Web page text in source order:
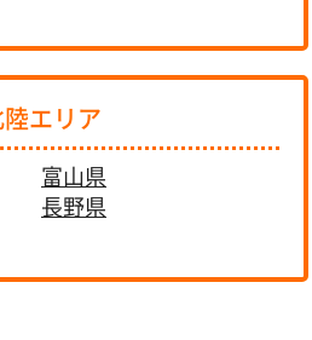
陸エリア
富山県
長野県